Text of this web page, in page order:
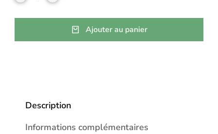
Ajouter au panier
Description
Informations complémentaires